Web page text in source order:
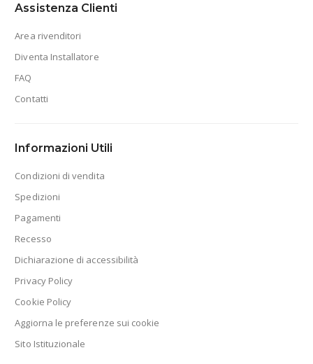
Assistenza Clienti
Area rivenditori
Diventa Installatore
FAQ
Contatti
Informazioni Utili
Condizioni di vendita
Spedizioni
Pagamenti
Recesso
Dichiarazione di accessibilità
Privacy Policy
Cookie Policy
Aggiorna le preferenze sui cookie
Sito Istituzionale